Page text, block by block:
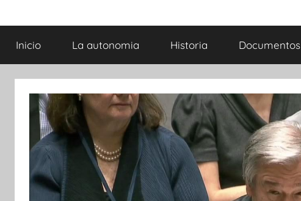
Sahara
Noticias
Inicio La autonomia Historia Documentos